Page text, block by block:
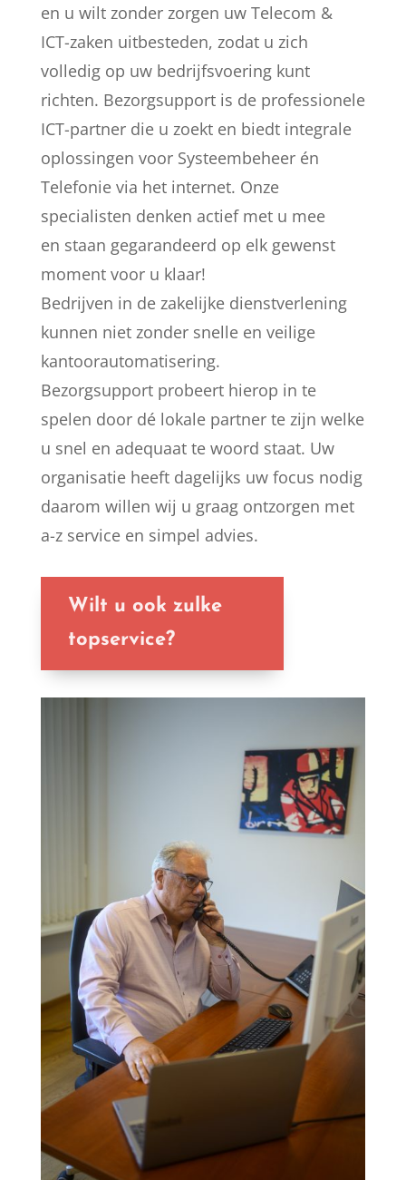
en u wilt zonder zorgen uw Telecom &
ICT-zaken uitbesteden, zodat u zich
volledig op uw bedrijfsvoering kunt
richten. Bezorgsupport is de professionele
ICT-partner die u zoekt en biedt integrale
oplossingen voor Systeembeheer én
Telefonie via het internet. Onze
specialisten denken actief met u mee
en staan gegarandeerd op elk gewenst
moment voor u klaar!
Bedrijven in de zakelijke dienstverlening
kunnen niet zonder snelle en veilige
kantoorautomatisering.
Bezorgsupport probeert hierop in te
spelen door dé lokale partner te zijn welke
u snel en adequaat te woord staat. Uw
organisatie heeft dagelijks uw focus nodig
daarom willen wij u graag ontzorgen met
a-z service en simpel advies.
Wilt u ook zulke
topservice?